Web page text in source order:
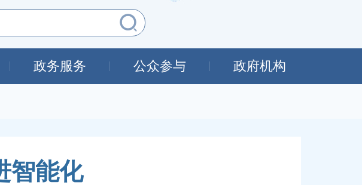
政务服务 公众参与 政府机构
智能化